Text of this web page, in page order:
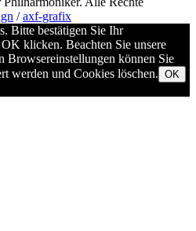
/axf-grafix
Bitte bestätigen Sie Ihr
klicken. Beachten Sie unsere
Browsereinstellungen können Sie
werden und Cookies löschen. OK